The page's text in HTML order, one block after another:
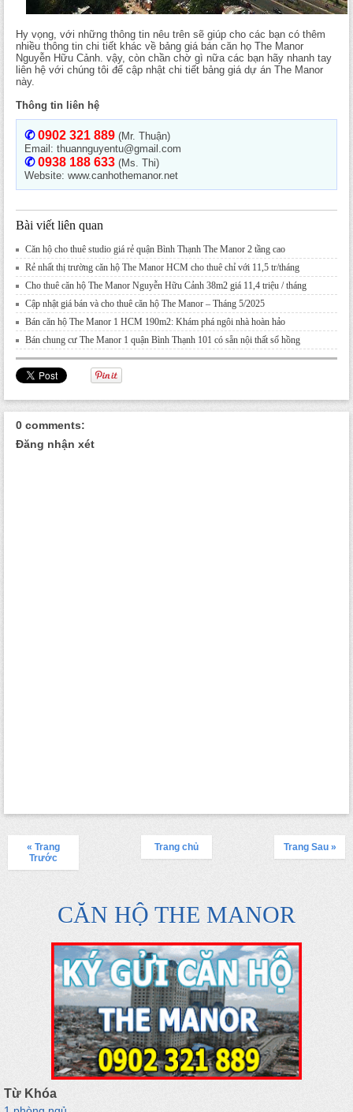
Hy vọng, với những thông tin nêu trên sẽ giúp cho các bạn có thêm
nhiều thông tin chi tiết khác về bảng giá bán căn họ The Manor
Nguyễn Hữu Cảnh. vậy, còn chần chờ gì nữa các bạn hãy nhanh tay
liên hệ với chúng tôi để cập nhật chi tiết bảng giá dự án The Manor
này.
Thông tin liên hệ
✆ 0902 321 889 (Mr. Thuận)
Email: thuannguyentu@gmail.com
✆ 0938 188 633 (Ms. Thi)
Website: www.canhothemanor.net
Bài viết liên quan
Căn hộ cho thuê studio giá rẻ quận Bình Thạnh The Manor 2 tầng cao
Rẻ nhất thị trường căn hộ The Manor HCM cho thuê chỉ với 11,5 tr/tháng
Cho thuê căn hộ The Manor Nguyễn Hữu Cảnh 38m2 giá 11,4 triệu / tháng
Cập nhật giá bán và cho thuê căn hộ The Manor – Tháng 5/2025
Bán căn hộ The Manor 1 HCM 190m2: Khám phá ngôi nhà hoàn hảo
Bán chung cư The Manor 1 quận Bình Thạnh 101 có sẵn nội thất sổ hồng
0 comments:
Đăng nhận xét
« Trang
Trước
Trang Sau »
Trang chủ
CĂN HỘ THE MANOR
Từ Khóa